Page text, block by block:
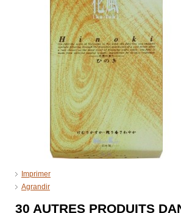
Imprimer
Agrandir
30 AUTRES PRODUITS